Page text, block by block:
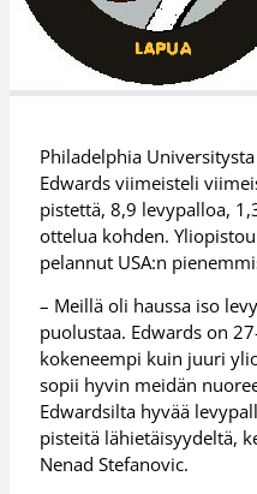
Philadelphia
Edwards viimeisteli
pistettä, 8,9 levypalloa,
ottelua kohden.
pelannut USA:n
– Meillä oli haussa iso
puolustaa. Edwards on
kokeneempi kuin juuri
sopii hyvin meidän
Edwardsilta hyvää
pisteitä lähietäisyydeltä,
Nenad Stefanovic.